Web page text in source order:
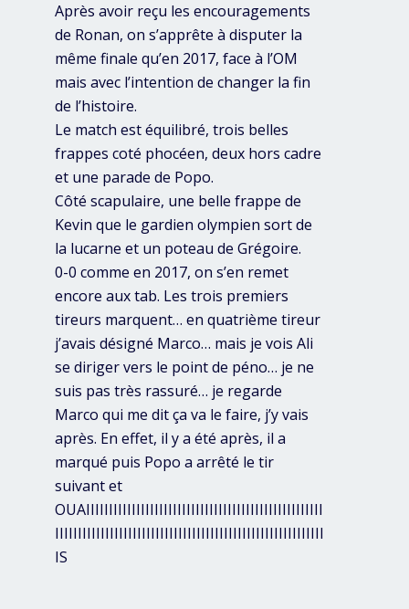
Après avoir reçu les encouragements
de Ronan, on s’apprête à disputer la
même finale qu’en 2017, face à l’OM
mais avec l’intention de changer la fin
de l’histoire.
Le match est équilibré, trois belles
frappes coté phocéen, deux hors cadre
et une parade de Popo.
Côté scapulaire, une belle frappe de
Kevin que le gardien olympien sort de
la lucarne et un poteau de Grégoire.
0-0 comme en 2017, on s’en remet
encore aux tab. Les trois premiers
tireurs marquent… en quatrième tireur
j’avais désigné Marco… mais je vois Ali
se diriger vers le point de péno… je ne
suis pas très rassuré… je regarde
Marco qui me dit ça va le faire, j’y vais
après. En effet, il y a été après, il a
marqué puis Popo a arrêté le tir
suivant et
OUAIIIIIIIIIIIIIIIIIIIIIIIIIIIIIIIIIIIIIIIIIIIIIIIIIIII
IIIIIIIIIIIIIIIIIIIIIIIIIIIIIIIIIIIIIIIIIIIIIIIIIIIIIIIIIII
IS